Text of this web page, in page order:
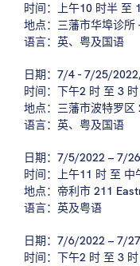
时间：上午10 时半 至
地点：三藩市华埠诊所
语言：英、粤及国语
日期：7/4 - 7/25/
时间：下午2 时 至 3 时
地点：三藩市波特罗
语言：英、粤及国语
日期：7/5/2022 – 7/
时间：上午11 时 至 中
地点：帝利市 211
语言：英及粤语
日期：7/6/2022 – 7/
时间：下午2 时 至 3 时